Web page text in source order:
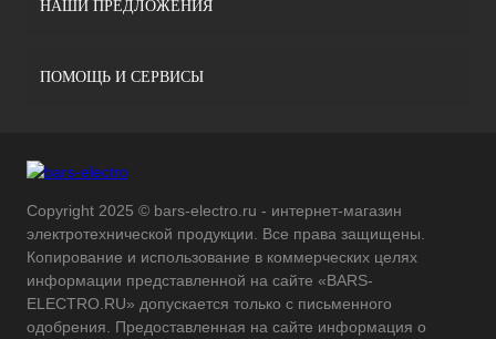
НАШИ ПРЕДЛОЖЕНИЯ
ПОМОЩЬ И СЕРВИСЫ
Copyright 2025 © bars-electro.ru - интернет-магазин
электротехнической продукции. Все права защищены.
Копирование и использование в коммерческих целях
информации представленной на сайте «BARS-
ELECTRO.RU» допускается только с письменного
одобрения. Предоставленная на сайте информация о